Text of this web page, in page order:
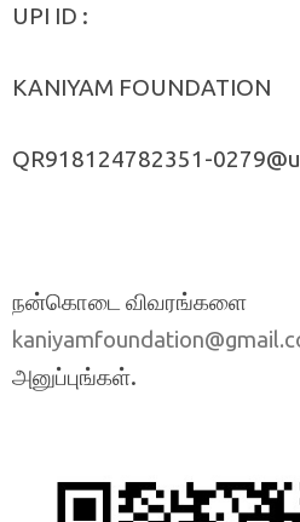
UPI ID :
KANIYAM FOUNDATION
QR918124782351-
நன்கொடை விவரங்களை
அனுப்புங்கள்.